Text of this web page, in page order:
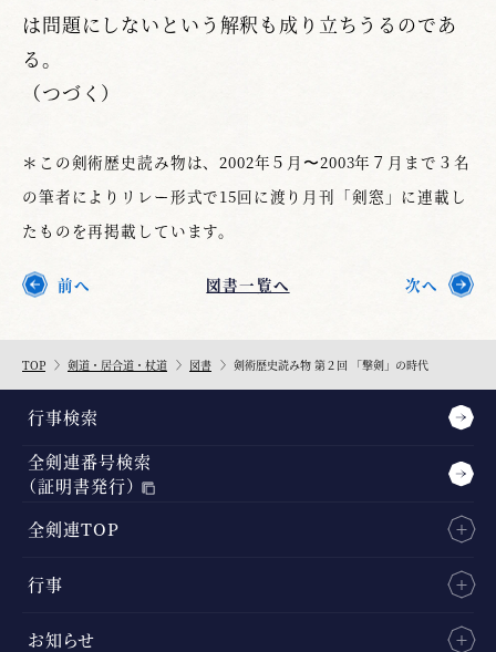
は問題にしないという解釈も成り立ちうるのであ
る。
（つづく）
＊この剣術歴史読み物は、2002年５月〜2003年７月まで３名
の筆者によりリレー形式で15回に渡り月刊「剣窓」に連載し
たものを再掲載しています。
前へ 図書一覧へ 次へ
TOP 剣道・居合道・杖道 図書 剣術歴史読み物 第２回 「撃剣」の時代
行事検索
全剣連番号検索
（証明書発行）
全剣連TOP
行事
お知らせ